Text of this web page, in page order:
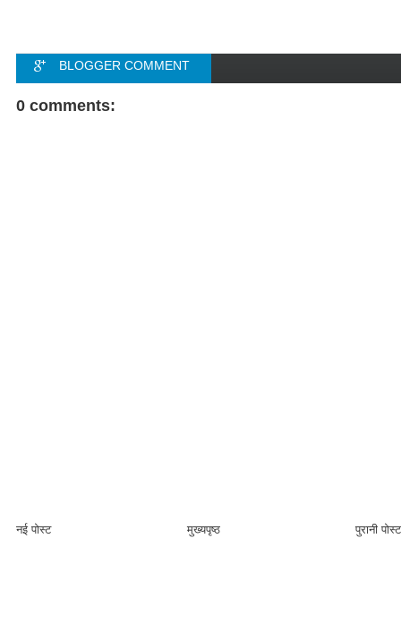
BLOGGER COMMENT
FACEBOOK COMMENT
0 comments:
नई पोस्ट पुरानी पोस्ट
मुख्यपृष्ठ